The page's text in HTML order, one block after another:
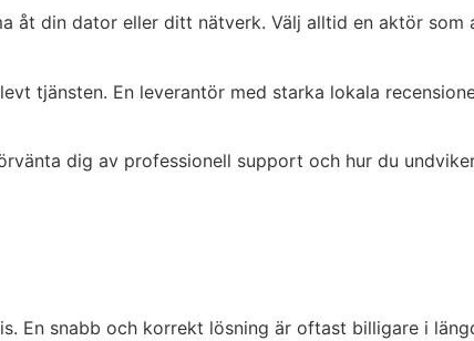
åt din dator eller ditt nätverk. Välj alltid en aktör
tjänsten. En leverantör med starka lokala
dig av professionell support och hur du
En snabb och korrekt lösning är oftast billigare i